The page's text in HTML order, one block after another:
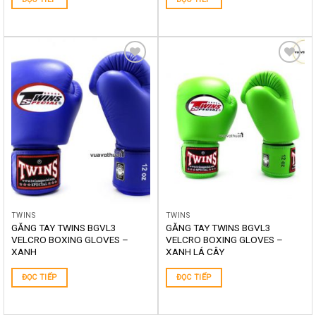
Yêu
thích
TWINS
GĂNG TAY TWINS BGVL3
VELCRO BOXING GLOVES –
XANH
ĐỌC TIẾP
Yêu
thích
TWINS
GĂNG TAY TWINS BGVL3
VELCRO BOXING GLOVES –
XANH LÁ CÂY
ĐỌC TIẾP